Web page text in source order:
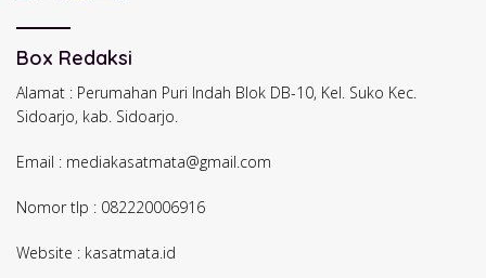
Box Redaksi
Alamat : Perumahan Puri Indah Blok DB-10, Kel. Suko Kec.
Sidoarjo, kab. Sidoarjo.
Email : mediakasatmata@gmail.com
Nomor tlp : 082220006916
Website : kasatmata.id